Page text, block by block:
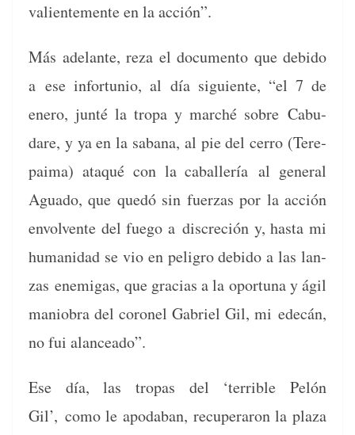
valien­te­mente en la acción”.
Más ade­lante, reza el doc­u­men­to que debido
aese infor­tu­nio, al día sigu­iente, “el 7 de
enero, jun­té la tropa y marché sobre Cabu­
dare, y ya en la sabana, al pie del cer­ro (Tere­
paima) ataqué con la caballeríaal gen­er­al
Agua­do, que quedó sin fuerzas por la acción
envol­vente del fuego a dis­cre­ción y, has­ta mi
humanidad se vio en peli­gro debido a las lan­
zasene­mi­gas, que gra­cias a la opor­tu­na y ágil
man­io­bra del coro­nel Gabriel Gil, mi edecán,
no fui alanceado”.
Ese día, las tropas del ‘ter­ri­ble Pelón
Gil’, como le apod­a­ban, recu­per­aron la plaza